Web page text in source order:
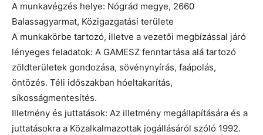
A munkavégzés helye: Nógrád megye, 2660
Balassagyarmat, Közigazgatási területe
A munkakörbe tartozó, illetve a vezetői megbízással járó
lényeges feladatok: A GAMESZ fenntartása alá tartozó
zöldterületek gondozása, sövénynyírás, faápolás,
öntözés. Téli időszakban hóeltakarítás,
síkosságmentesítés.
Illetmény és juttatások: Az illetmény megállapítására és a
juttatásokra a Közalkalmazottak jogállásáról szóló 1992.